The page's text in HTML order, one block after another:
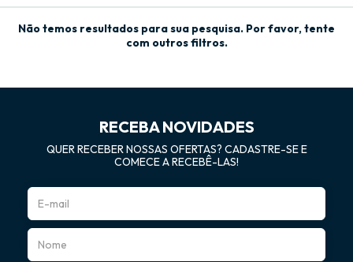
Não temos resultados para sua pesquisa. Por favor, tente
com outros filtros.
RECEBA NOVIDADES
QUER RECEBER NOSSAS OFERTAS? CADASTRE-SE E
COMECE A RECEBÊ-LAS!